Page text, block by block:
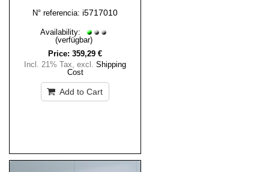
N° referencia: i5717010
Availability:
(verfügbar)
Price: 359,29 €
Incl. 21% Tax, excl. Shipping
Cost
Add to Cart